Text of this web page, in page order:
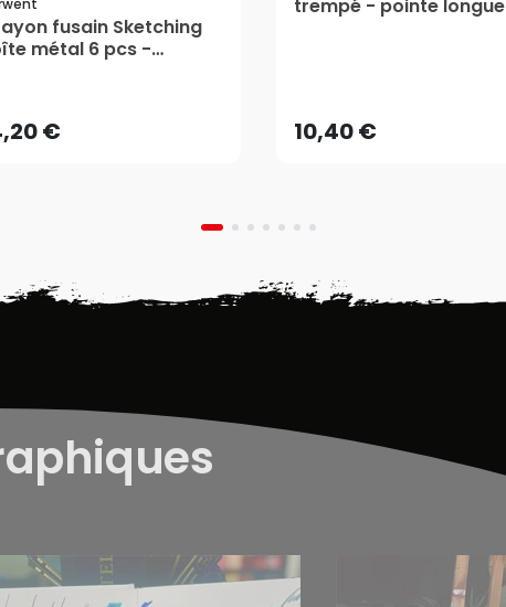
fusain Sketching
métal 6 pcs -
€
€
AJOUTER AU PANIER
trempé - pointe longue
10,40 €AJOUTER AU PANIER